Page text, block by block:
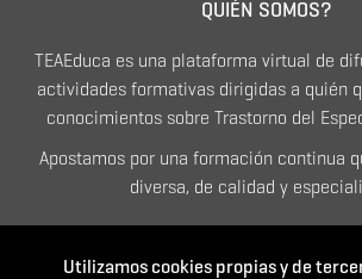
QUIÉN SOMOS?
TEAEduca es una plataforma virtual de
actividades formativas dirigidas a quién
conocimientos sobre Trastorno del
Apostamos por una formación continua
diversa, de calidad y
Utilizamos cookies propias y de